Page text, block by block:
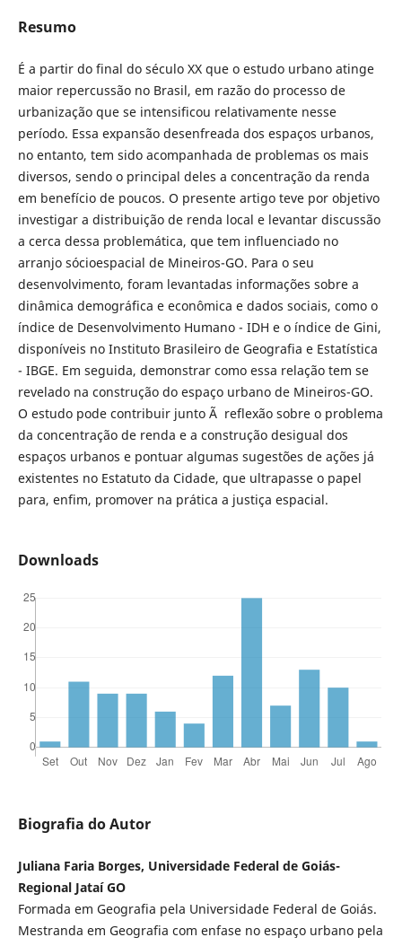
Resumo
É a partir do final do século XX que o estudo urbano atinge
maior repercussão no Brasil, em razão do processo de
urbanização que se intensificou relativamente nesse
período. Essa expansão desenfreada dos espaços urbanos,
no entanto, tem sido acompanhada de problemas os mais
diversos, sendo o principal deles a concentração da renda
em benefício de poucos. O presente artigo teve por objetivo
investigar a distribuição de renda local e levantar discussão
a cerca dessa problemática, que tem influenciado no
arranjo sócioespacial de Mineiros-GO. Para o seu
desenvolvimento, foram levantadas informações sobre a
dinâmica demográfica e econômica e dados sociais, como o
índice de Desenvolvimento Humano - IDH e o índice de Gini,
disponíveis no Instituto Brasileiro de Geografia e Estatística
- IBGE. Em seguida, demonstrar como essa relação tem se
revelado na construção do espaço urbano de Mineiros-GO.
O estudo pode contribuir junto Ã reflexão sobre o problema
da concentração de renda e a construção desigual dos
espaços urbanos e pontuar algumas sugestões de ações já
existentes no Estatuto da Cidade, que ultrapasse o papel
para, enfim, promover na prática a justiça espacial.
Downloads
Biografia do Autor
Juliana Faria Borges, Universidade Federal de Goiás-
Regional Jataí GO
Formada em Geografia pela Universidade Federal de Goiás.
Mestranda em Geografia com enfase no espaço urbano pela